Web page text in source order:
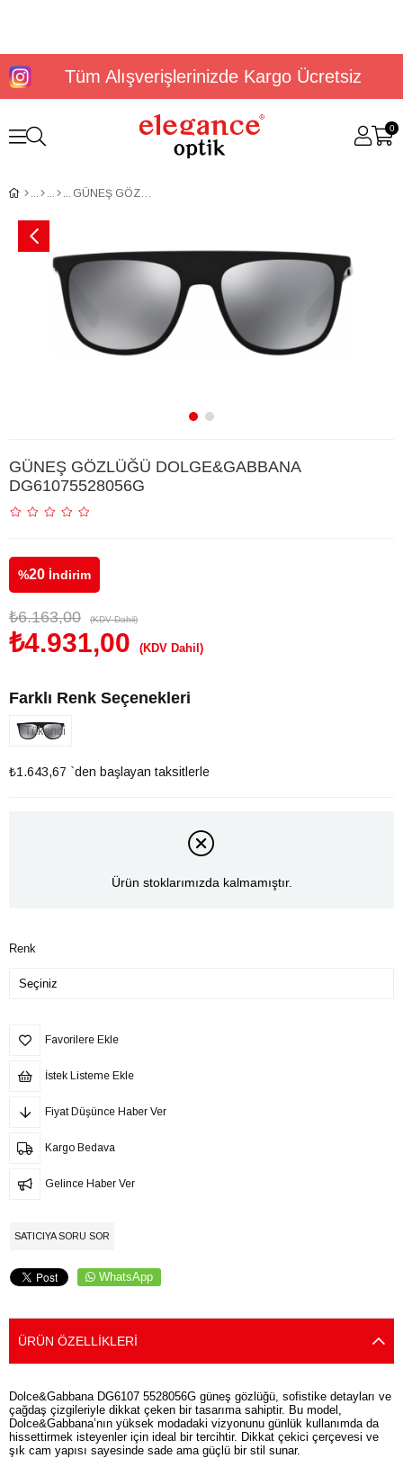
Tüm Alışverişlerinizde Kargo Ücretsiz
0
GÜNEŞ GÖZLÜĞÜ DOLGE&GABBANA DG61075528056G
GÜNEŞ GÖZLÜĞÜ DOLGE&GABBANA
DG61075528056G
%20 İndirim
₺6.163,00 (KDV Dahil)
₺4.931,00 (KDV Dahil)
Farklı Renk Seçenekleri
Tükendi
₺1.643,67 `den başlayan taksitlerle
Ürün stoklarımızda kalmamıştır.
Renk
Favorilere Ekle
İstek Listeme Ekle
Fiyat Düşünce Haber Ver
Kargo Bedava
Gelince Haber Ver
SATICIYA SORU SOR
WhatsApp
ÜRÜN ÖZELLIKLERI
Dolce&Gabbana DG6107 5528056G güneş gözlüğü, sofistike detayları ve
çağdaş çizgileriyle dikkat çeken bir tasarıma sahiptir. Bu model,
Dolce&Gabbana’nın yüksek modadaki vizyonunu günlük kullanımda da
hissettirmek isteyenler için ideal bir tercihtir. Dikkat çekici çerçevesi ve
şık cam yapısı sayesinde sade ama güçlü bir stil sunar.